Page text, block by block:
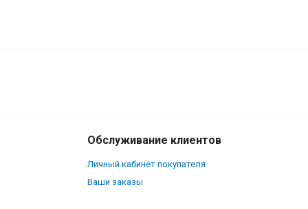
Обслуживание клиентов
Личный кабинет покупателя
Ваши заказы